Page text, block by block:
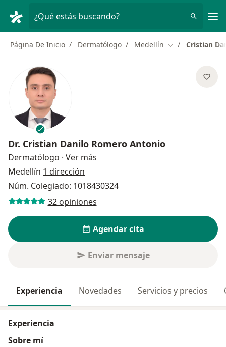
¿Qué estás buscando?
Página De Inicio Dermatólogo Medellín Cambiar de
Cristian
Dr. Cristian Danilo Romero Antonio
Dermatólogo · Ver más
Medellín 1 dirección
Núm. Colegiado: 1018430324
32 opiniones
Agendar cita
Enviar mensaje
Experiencia Novedades Servicios y precios
Experiencia
Sobre mí